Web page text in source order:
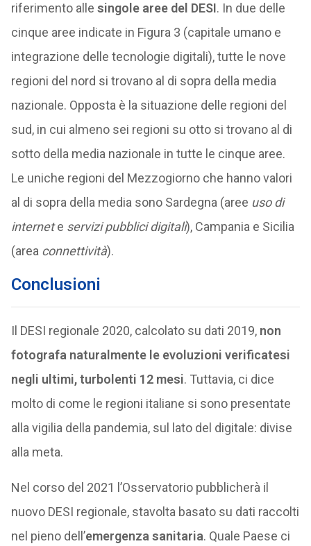
riferimento alle singole aree del DESI. In due delle
cinque aree indicate in Figura 3 (capitale umano e
integrazione delle tecnologie digitali), tutte le nove
regioni del nord si trovano al di sopra della media
nazionale. Opposta è la situazione delle regioni del
sud, in cui almeno sei regioni su otto si trovano al di
sotto della media nazionale in tutte le cinque aree.
Le uniche regioni del Mezzogiorno che hanno valori
al di sopra della media sono Sardegna (aree uso di
internete servizi pubblici digitali), Campania e Sicilia
(area connettività).
Conclusioni
Il DESI regionale 2020, calcolato su dati 2019, non
fotografa naturalmente le evoluzioni verificatesi
negli ultimi, turbolenti 12 mesi. Tuttavia, ci dice
molto di come le regioni italiane si sono presentate
alla vigilia della pandemia, sul lato del digitale: divise
alla meta.
Nel corso del 2021 l’Osservatorio pubblicherà il
nuovo DESI regionale, stavolta basato su dati raccolti
nel pieno dell’emergenza sanitaria. Quale Paese ci